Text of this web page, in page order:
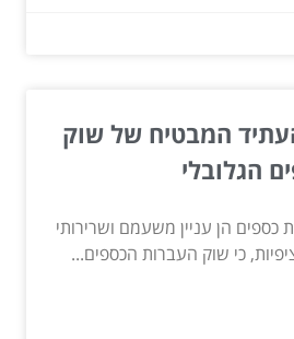
המבטיח של שוק
הגלובלי
הן עניין משעמם ושרירותי
כי שוק העברות הכספים...